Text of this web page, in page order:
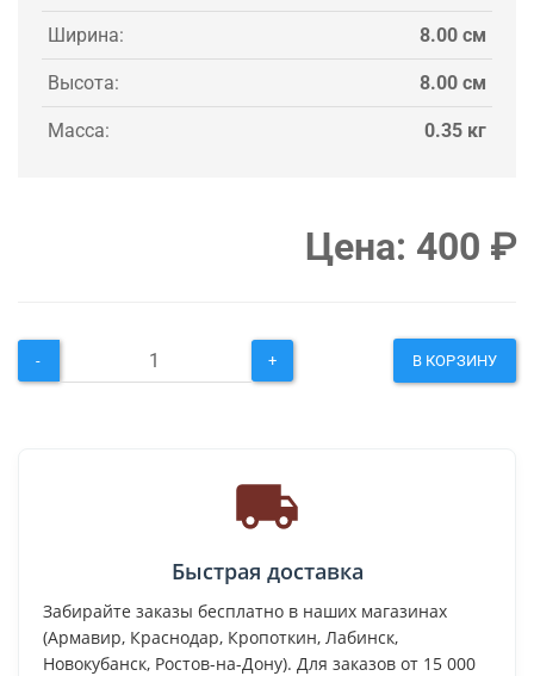
Ширина: 8.00 см
Высота: 8.00 см
Масса: 0.35 кг
Цена: 400 ₽
- + В КОРЗИНУ
Быстрая доставка
Забирайте заказы бесплатно в наших магазинах
(Армавир, Краснодар, Кропоткин, Лабинск,
Новокубанск, Ростов-на-Дону). Для заказов от 15 000